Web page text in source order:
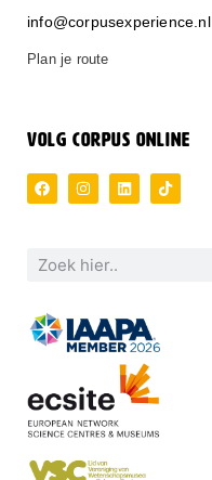
info@corpusexperience.nl
Plan je route
VOLG CORPUS ONLINE